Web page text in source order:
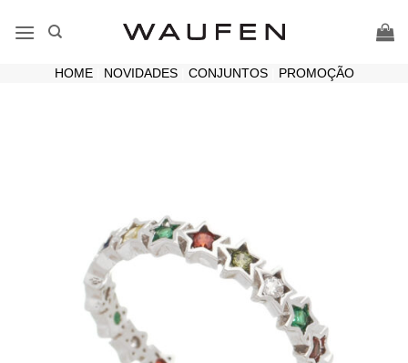
HOME| NOVIDADES| CONJUNTOS| PROMOÇÃO